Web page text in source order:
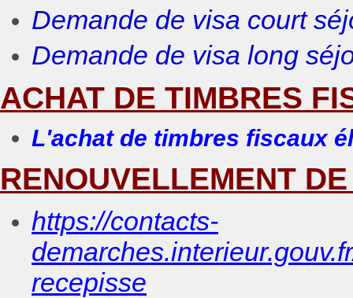
Demande de visa court
Demande de visa long
ACHAT DE TIMBRES
L'achat de timbres fiscaux
RENOUVELLEMENT
https://contacts-
recepisse